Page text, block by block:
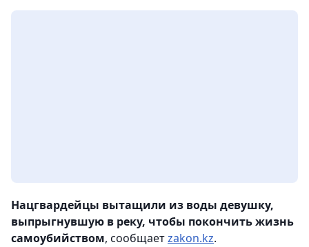
Нацгвардейцы вытащили из воды девушку,
выпрыгнувшую в реку, чтобы покончить жизнь
самоубийством, сообщаетzakon.kz.